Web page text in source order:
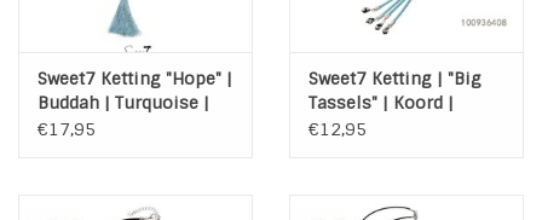
Sweet7 Ketting "Hope" |
Buddah | Turquoise |
Tassel | Flower | 3
€17,95
Sweet7 Ketting | "Big
Tassels" | Koord |
Shiny Blue
€12,95